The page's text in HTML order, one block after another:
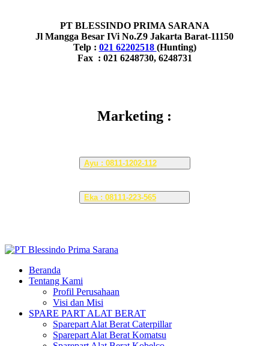
PT BLESSINDO PRIMA SARANA
Jl Mangga Besar IVi No.Z9 Jakarta Barat-11150
Telp : 021 62202518 (Hunting)
Fax : 021 6248730, 6248731
Marketing :
Ayu : 0811-1202-112
Eka : 08111-223-565
Beranda
Tentang Kami
Profil Perusahaan
Visi dan Misi
SPARE PART ALAT BERAT
Sparepart Alat Berat Caterpillar
Sparepart Alat Berat Komatsu